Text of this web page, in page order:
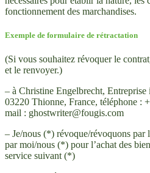
fonctionnement des marchandises.
Exemple de formulaire de rétractation
(Si vous souhaitez révoquer le
et le renvoyer.)
– à Christine Engelbrecht, Entreprise
03220 Thionne, France, téléphone :
mail : ghostwriter@fougis.com
– Je/nous (*) révoque/révoquons par
par moi/nous (*) pour l’achat des
service suivant (*)